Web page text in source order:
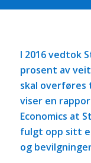
I 2016 vedtok
prosent av
skal overføres
viser en
Economics at
fulgt opp sitt
og